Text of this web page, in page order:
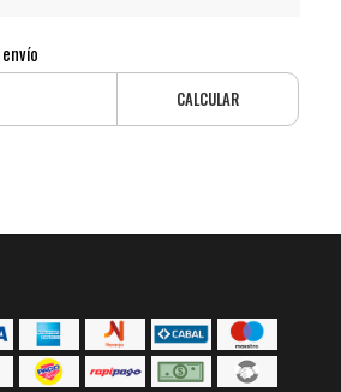
CALCULAR